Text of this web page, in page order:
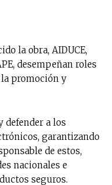
la obra, AIDUCE,
desempeñan roles
promoción y
defender a los
garantizando
de estos,
nacionales e
seguros.